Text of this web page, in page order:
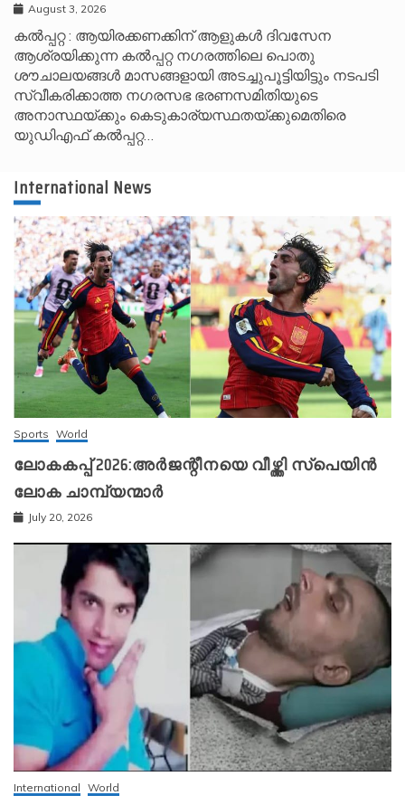
August 3, 2026
കൽപ്പറ്റ : ആയിരക്കണക്കിന് ആളുകൾ ദിവസേന
ആശ്രയിക്കുന്ന കൽപ്പറ്റ നഗരത്തിലെ പൊതു
ശൗചാലയങ്ങൾ മാസങ്ങളായി അടച്ചുപൂട്ടിയിട്ടും നടപടി
സ്വീകരിക്കാത്ത നഗരസഭ ഭരണസമിതിയുടെ
അനാസ്ഥയ്ക്കും കെടുകാര്യസ്ഥതയ്ക്കുമെതിരെ
യുഡിഎഫ് കൽപ്പറ്റ…
International News
Sports World
ലോകകപ്പ് 2026:അർജന്റീനയെ വീഴ്ത്തി സ്‌പെയിൻ
ലോക ചാമ്പ്യന്മാർ
July 20, 2026
International World